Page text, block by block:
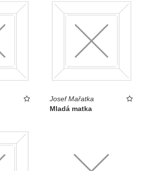
Josef Mařatka
Mladá matka